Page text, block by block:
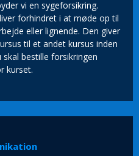
vi en sygeforsikring.
forhindret i at møde op til
eller lignende. Den giver
til et andet kursus inden
bestille forsikringen
kurset.